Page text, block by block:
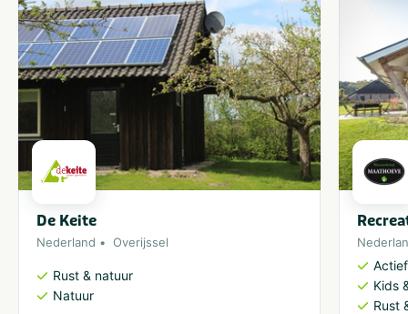
De Keite
Nederland Overijssel
Rust & natuur
Natuur
Kids
Rust